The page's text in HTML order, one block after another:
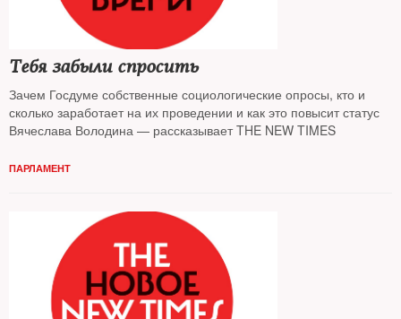
Тебя забыли спросить
Зачем Госдуме собственные социологические опросы, кто и
сколько заработает на их проведении и как это повысит статус
Вячеслава Володина — рассказывает THE NEW TIMES
ПАРЛАМЕНТ